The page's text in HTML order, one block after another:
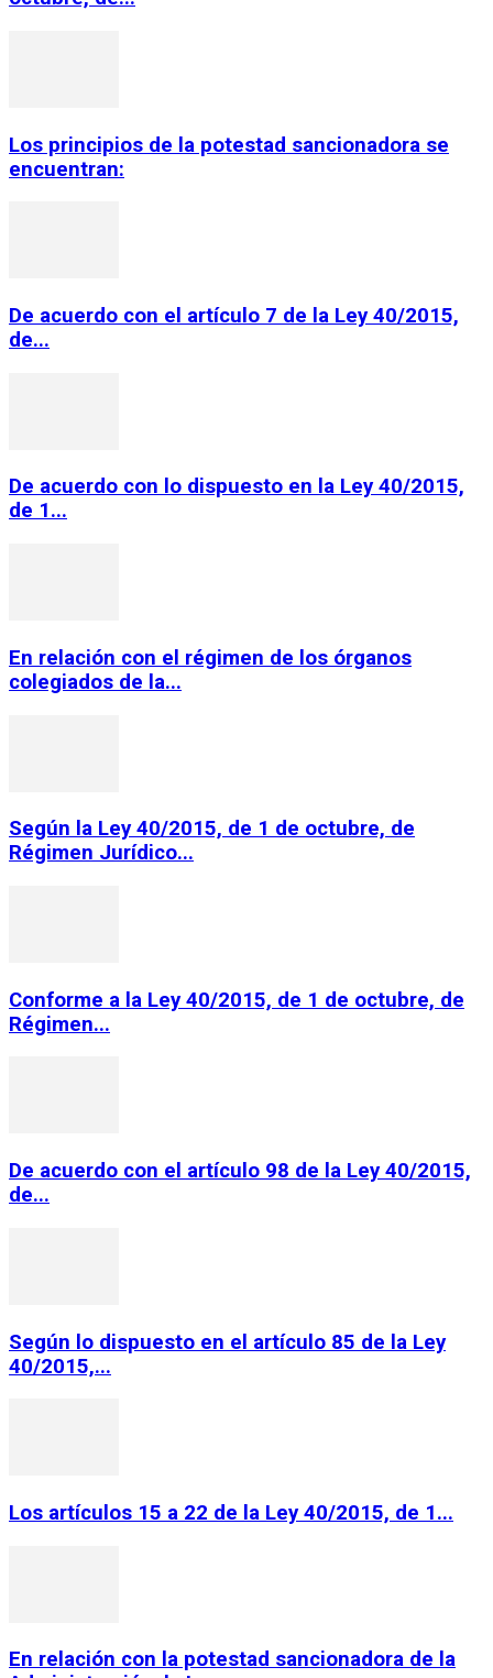
Los principios de la potestad sancionadora se
encuentran:
De acuerdo con el artículo 7 de la Ley 40/2015,
de...
De acuerdo con lo dispuesto en la Ley 40/2015,
de 1...
En relación con el régimen de los órganos
colegiados de la...
Según la Ley 40/2015, de 1 de octubre, de
Régimen Jurídico...
Conforme a la Ley 40/2015, de 1 de octubre, de
Régimen...
De acuerdo con el artículo 98 de la Ley 40/2015,
de...
Según lo dispuesto en el artículo 85 de la Ley
40/2015,...
Los artículos 15 a 22 de la Ley 40/2015, de 1...
En relación con la potestad sancionadora de la